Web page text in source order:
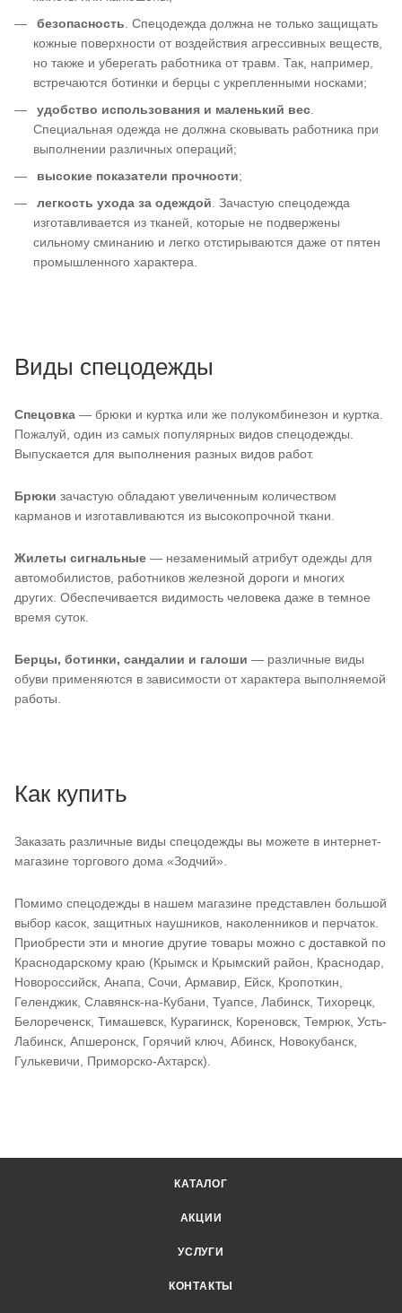
безопасность. Спецодежда должна не только защищать
кожные поверхности от воздействия агрессивных веществ,
но также и уберегать работника от травм. Так, например,
встречаются ботинки и берцы с укрепленными носками;
удобство использования и маленький вес.
Специальная одежда не должна сковывать работника при
выполнении различных операций;
высокие показатели прочности;
легкость ухода за одеждой. Зачастую спецодежда
изготавливается из тканей, которые не подвержены
сильному сминанию и легко отстирываются даже от пятен
промышленного характера.
Виды спецодежды
Спецовка — брюки и куртка или же полукомбинезон и куртка.
Пожалуй, один из самых популярных видов спецодежды.
Выпускается для выполнения разных видов работ.
Брюки зачастую обладают увеличенным количеством
карманов и изготавливаются из высокопрочной ткани.
Жилеты сигнальные — незаменимый атрибут одежды для
автомобилистов, работников железной дороги и многих
других. Обеспечивается видимость человека даже в темное
время суток.
Берцы, ботинки, сандалии и галоши — различные виды
обуви применяются в зависимости от характера выполняемой
работы.
Как купить
Заказать различные виды спецодежды вы можете в интернет-
магазине торгового дома «Зодчий».
Помимо спецодежды в нашем магазине представлен большой
выбор касок, защитных наушников, наколенников и перчаток.
Приобрести эти и многие другие товары можно с доставкой по
Краснодарскому краю (Крымск и Крымский район, Краснодар,
Новороссийск, Анапа, Сочи, Армавир, Ейск, Кропоткин,
Геленджик, Славянск-на-Кубани, Туапсе, Лабинск, Тихорецк,
Белореченск, Тимашевск, Курагинск, Кореновск, Темрюк, Усть-
Лабинск, Апшеронск, Горячий ключ, Абинск, Новокубанск,
Гулькевичи, Приморско-Ахтарск).
КАТАЛОГ
АКЦИИ
УСЛУГИ
КОНТАКТЫ